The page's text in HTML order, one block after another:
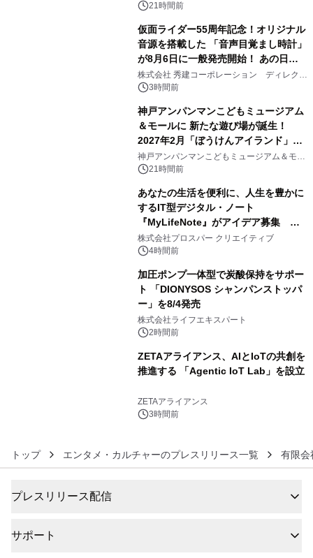
21時間前
仮面ライダー55周年記念！オリジナル
音源を搭載した 「音声目覚まし時計」
が8月6日に一般発売開始！ あの日の
大興奮が今甦る
株式会社 秀建コーポレーション ディレクト
アートギャラリー
3時間前
神戸アンパンマンこどもミュージアム
＆モールに 新たな遊び場が誕生！
2027年2月「ぼうけんアイランド」が
オープン
神戸アンパンマンこどもミュージアム＆モー
ル 21時間前
あなたの生活を便利に、人生を豊かに
するIT型デジタル・ノート
『MyLifeNote』がアイデア募集 優
秀賞100名に1年間無償試用
株式会社プロスパー クリエイティブ
4時間前
加圧ポンプ一体型で炭酸保持をサポー
ト 「DIONYSOS シャンパンストッパ
ー」を8/4発売
株式会社ライフエキスパート
2時間前
ZETAアライアンス、AIとIoTの共創を
推進する 「Agentic IoT Lab」を設立
ZETAアライアンス
3時間前
トップ エンタメ・カルチャーのプレスリリース一覧 有限会
プレスリリース配信
サポート